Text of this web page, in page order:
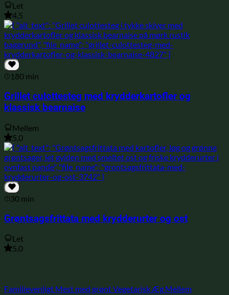
Let
4,5
180 min
Grillet culottesteg med krydderkartofler og
klassisk bearnaise
Mellem
5,0
30 min
Grøntsagsfrittata med krydderurter og ost
Let
5,0
Familievenligt Mest med grøntVegetarisk Æg Mellem